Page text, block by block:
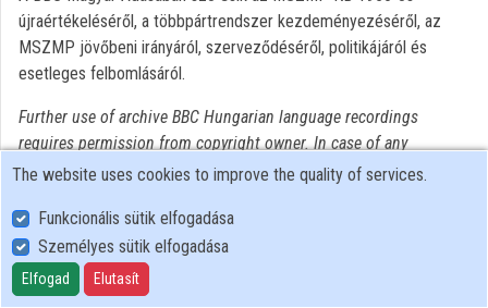
újraértékeléséről, a többpártrendszer kezdeményezéséről, az
MSZMP jövőbeni irányáról, szerveződéséről, politikájáról és
esetleges felbomlásáról.
Further use of archive BBC Hungarian language recordings
requires permission from copyright owner. In case of any
intention of use, please turn to National Széchényi Library
User Policy
Adatkezelési tájékoztató (en)
Cookie Policy
The website uses cookies to improve the quality of services.
Funkcionális sütik elfogadása
Személyes sütik elfogadása
Elfogad Elutasít